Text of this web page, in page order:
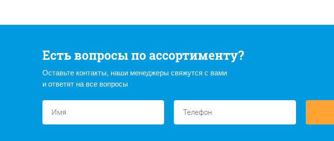
Есть вопросы по ассортименту?
Оставьте контакты, наши менеджеры свяжутся с вами
и ответят на все вопросы